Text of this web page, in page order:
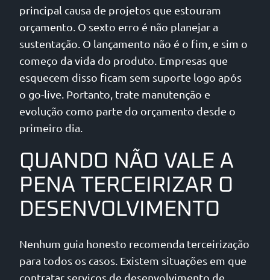
principal causa de projetos que estouram
orçamento. O sexto erro é não planejar a
sustentação. O lançamento não é o fim, e sim o
começo da vida do produto. Empresas que
esquecem disso ficam sem suporte logo após
o go-live. Portanto, trate manutenção e
evolução como parte do orçamento desde o
primeiro dia.
QUANDO NÃO VALE A
PENA TERCEIRIZAR O
DESENVOLVIMENTO
Nenhum guia honesto recomenda terceirização
para todos os casos. Existem situações em que
contratar serviços de desenvolvimento de